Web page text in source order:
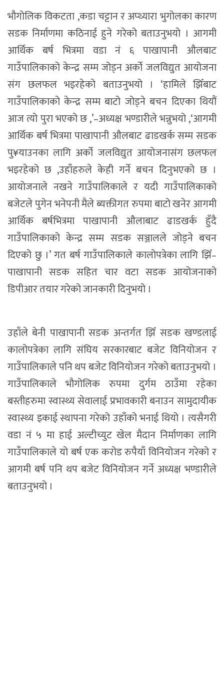
भौगोलिक विकटता ,कडा चट्टान र अप्थ्यारा भुगोलका कारण
सडक निर्माणमा कठिनाई हुने गरेको बताउनुभयो । आगमी
आर्थिक बर्ष भित्रमा वडा नं ६ पाखापानी औलबाट
गाउँपालिकाको केन्द्र सम्म जोड्न अर्को जलविद्युत आयोजना
संग छलफल भइरहेको बताउनुभयो । ‘हामिले झिँबाट
गाउँपालिकाको केन्द्र सम्म बाटो जोड्ने बचन दिएका थियौं
आज त्यो पुरा भएको छ ,’–अध्यक्ष भण्डारीले भन्नुभयो ,‘आगमी
आर्थिक बर्ष भित्रमा पाखापानी औलबाट ढाडखर्क सम्म सडक
पु¥याउनका लागि अर्को जलविद्युत आयोजनासंग छलफल
भइरहेको छ ,उहाँहरुले केही गर्ने बचन दिनुभएको छ ।
आयोजनाले नखने गाउँपालिकाले र यदी गाउँपालिकाको
बजेटले पुगेन भनेपनी मैले ब्यक्तीगत रुपमा बाटो खनेर आगमी
आर्थिक बर्षभित्रमा पाखापानी औलाबाट ढाडखर्क हुँदै
गाउँपालिकाको केन्द्र सम्म सडक सञ्जालले जोड्ने बचन
दिएको छु ।’ गत बर्ष गाउँपालिकाले कालोपत्रेका लागि झिँ–
पाखापानी सडक सहित चार वटा सडक आयोजनाको
डिपीआर तयार गरेको जानकारी दिनुभयो ।
उहाँले बेनी पाखापानी सडक अन्तर्गत झिँ सडक खण्डलाई
कालोपत्रेका लागि संघिय सरकारबाट बजेट विनियोजन र
गाउँपालिकाले पनि थप बजेट विनियोजन गरेको बताउनुभयो ।
गाउँपालिकाले भौगोलिक रुपमा दुर्गम ठाउँमा रहेका
बस्तीहरुमा स्वास्थ्य सेवालाई प्रभावकारी बनाउन सामुदायीक
स्वास्थ्य इकाई स्थापना गरेको उहाँको भनाई थियो । त्यसैगरी
वडा नं ५ मा हाई अल्टीच्युट खेल मैदान निर्माणका लागि
गाउँपालिकाले यो बर्ष एक करोड रुपैयाँ विनियोजन गरेको र
आगमी बर्ष पनि थप बजेट विनियोजन गर्ने अध्यक्ष भण्डारीले
बताउनुभयो ।